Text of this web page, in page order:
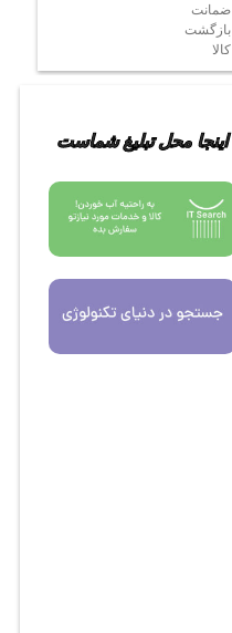
ضمانت
بازگشت
کالا
اینجا محل تبلیغ شماست